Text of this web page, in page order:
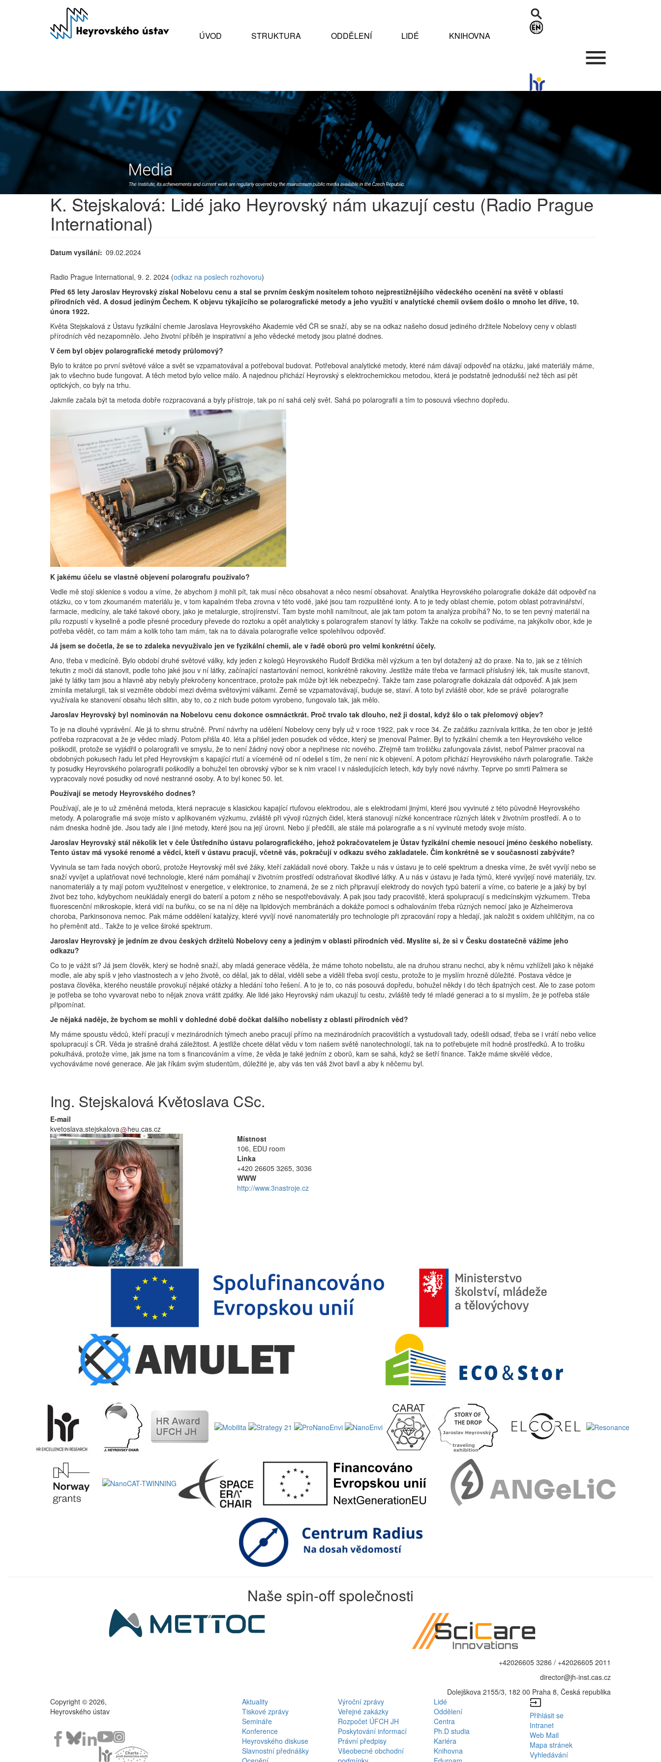
ÚVOD STRUKTURA ODDĚLENÍ LIDÉ KNIHOVNA
.
K. Stejskalová: Lidé jako Heyrovský nám ukazují cestu (Radio Prague
International)
Datum vysílání 09.02.2024
Radio Prague International, 9. 2. 2024 (odkaz na poslech rozhovoru)
Před 65 lety Jaroslav Heyrovský získal Nobelovu cenu a stal se prvním českým nositelem tohoto nejprestižnějšího vědeckého ocenění na světě v oblasti
přírodních věd. A dosud jediným Čechem. K objevu týkajícího se polarografické metody a jeho využití v analytické chemii ovšem došlo o mnoho let dříve, 10.
února 1922.
Květa Stejskalová z Ústavu fyzikální chemie Jaroslava Heyrovského Akademie věd ČR se snaží, aby se na odkaz našeho dosud jediného držitele Nobelovy ceny v oblasti
přírodních věd nezapomnělo. Jeho životní příběh je inspirativní a jeho vědecké metody jsou platné dodnes.
V čem byl objev polarografické metody průlomový?
Bylo to krátce po první světové válce a svět se vzpamatovával a potřeboval budovat. Potřeboval analytické metody, které nám dávají odpověď na otázku, jaké materiály máme,
jak to všechno bude fungovat. A těch metod bylo velice málo. A najednou přichází Heyrovský s elektrochemickou metodou, která je podstatně jednodušší než těch asi pět
optických, co byly na trhu.
Jakmile začala být ta metoda dobře rozpracovaná a byly přístroje, tak po ní sahá celý svět. Sahá po polarografii a tím to posouvá všechno dopředu.
K jakému účelu se vlastně objevení polarografu používalo?
Vedle mě stojí sklenice s vodou a víme, že abychom ji mohli pít, tak musí něco obsahovat a něco nesmí obsahovat. Analytika Heyrovského polarografie dokáže dát odpověď na
otázku, co v tom zkoumaném materiálu je, v tom kapalném třeba zrovna v této vodě, jaké jsou tam rozpuštěné ionty. A to je tedy oblast chemie, potom oblast potravinářství,
farmacie, medicíny, ale také takové obory, jako je metalurgie, strojírenství. Tam byste mohli namítnout, ale jak tam potom ta analýza probíhá? No, to se ten pevný materiál na
pilu rozpustí v kyselině a podle přesné procedury převede do roztoku a opět analyticky s polarografem stanoví ty látky. Takže na cokoliv se podíváme, na jakýkoliv obor, kde je
potřeba vědět, co tam mám a kolik toho tam mám, tak na to dávala polarografie velice spolehlivou odpověď.
Já jsem se dočetla, že se to zdaleka nevyužívalo jen ve fyzikální chemii, ale v řadě oborů pro velmi konkrétní účely.
Ano, třeba v medicíně. Bylo období druhé světové války, kdy jeden z kolegů Heyrovského Rudolf Brdička měl výzkum a ten byl dotažený až do praxe. Na to, jak se z tělních
tekutin z moči dá stanovit, podle toho jaké jsou v ní látky, začínající nastartování nemoci, konkrétně rakoviny. Jestliže máte třeba ve farmacii příslušný lék, tak musíte stanovit,
jaké ty látky tam jsou a hlavně aby nebyly překročeny koncentrace, protože pak může být lék nebezpečný. Takže tam zase polarografie dokázala dát odpověď. A jak jsem
zmínila metalurgii, tak si vezměte období mezi dvěma světovými válkami. Země se vzpamatovávají, buduje se, staví. A toto byl zvláště obor, kde se právě polarografie
využívala ke stanovení obsahu těch slitin, aby to, co z nich bude potom vyrobeno, fungovalo tak, jak mělo.
Jaroslav Heyrovský byl nominován na Nobelovu cenu dokonce osmnáctkrát. Proč trvalo tak dlouho, než ji dostal, když šlo o tak přelomový objev?
To je na dlouhé vyprávění. Ale já to shrnu stručně. První návrhy na udělení Nobelovy ceny byly už v roce 1922, pak v roce 34. Ze začátku zaznívala kritika, že ten obor je ještě
potřeba rozpracovat a že je vědec mladý. Potom přišla 40. léta a přišel jeden posudek od vědce, který se jmenoval Palmer. Byl to fyzikální chemik a ten Heyrovského velice
poškodil, protože se vyjádřil o polarografii ve smyslu, že to není žádný nový obor a nepřinese nic nového. Zřejmě tam trošičku zafungovala závist, neboť Palmer pracoval na
obdobných pokusech řadu let před Heyrovským s kapající rtutí a víceméně od ní odešel s tím, že není nic k objevení. A potom přichází Heyrovského návrh polarografie. Takže
ty posudky Heyrovského polarografii poškodily a bohužel ten obrovský výbor se k nim vracel i v následujících letech, kdy byly nové návrhy. Teprve po smrti Palmera se
vypracovaly nové posudky od nové nestranné osoby. A to byl konec 50. let.
Používají se metody Heyrovského dodnes?
Používají, ale je to už změněná metoda, která nepracuje s klasickou kapající rtuťovou elektrodou, ale s elektrodami jinými, které jsou vyvinuté z této původně Heyrovského
metody. A polarografie má svoje místo v aplikovaném výzkumu, zvláště při vývoji různých čidel, která stanovují nízké koncentrace různých látek v životním prostředí. A o to
nám dneska hodně jde. Jsou tady ale i jiné metody, které jsou na její úrovni. Nebo jí předčili, ale stále má polarografie a s ní vyvinuté metody svoje místo.
Jaroslav Heyrovský stál několik let v čele Ústředního ústavu polarografického, jehož pokračovatelem je Ústav fyzikální chemie nesoucí jméno českého nobelisty.
Tento ústav má vysoké renomé a vědci, kteří v ústavu pracují, včetně vás, pokračují v odkazu svého zakladatele. Čím konkrétně se v současnosti zabýváte?
Vyvinula se tam řada nových oborů, protože Heyrovský měl své žáky, kteří zakládali nové obory. Takže u nás v ústavu je to celé spektrum a dneska víme, že svět vyvíjí nebo se
snaží vyvíjet a uplatňovat nové technologie, které nám pomáhají v životním prostředí odstraňovat škodlivé látky. A u nás v ústavu je řada týmů, které vyvíjejí nové materiály, tzv.
nanomateriály a ty mají potom využitelnost v energetice, v elektronice, to znamená, že se z nich připravují elektrody do nových typů baterií a víme, co baterie je a jaký by byl
život bez toho, kdybychom neukládaly energii do baterií a potom z něho se nespotřebovávaly. A pak jsou tady pracoviště, která spolupracují s medicínským výzkumem. Třeba
fluorescenční mikroskopie, která vidí na buňku, co se na ní děje na lipidových membránách a dokáže pomoci s odhalováním třeba různých nemocí jako je Alzheimerova
choroba, Parkinsonova nemoc. Pak máme oddělení katalýzy, které vyvíjí nové nanomateriály pro technologie při zpracování ropy a hledají, jak naložit s oxidem uhličitým, na co
ho přeměnit atd.. Takže to je velice široké spektrum.
Jaroslav Heyrovský je jedním ze dvou českých držitelů Nobelovy ceny a jediným v oblasti přírodních věd. Myslíte si, že si v Česku dostatečně vážíme jeho
odkazu?
Co to je vážit si? Já jsem člověk, který se hodně snaží, aby mladá generace věděla, že máme tohoto nobelistu, ale na druhou stranu nechci, aby k němu vzhlíželi jako k nějaké
modle, ale aby spíš v jeho vlastnostech a v jeho životě, co dělal, jak to dělal, viděli sebe a viděli třeba svojí cestu, protože to je myslím hrozně důležité. Postava vědce je
postava člověka, kterého neustále provokují nějaké otázky a hledání toho řešení. A to je to, co nás posouvá dopředu, bohužel někdy i do těch špatných cest. Ale to zase potom
je potřeba se toho vyvarovat nebo to nějak znova vrátit zpátky. Ale lidé jako Heyrovský nám ukazují tu cestu, zvláště tedy té mladé generaci a to si myslím, že je potřeba stále
připomínat.
Je nějaká naděje, že bychom se mohli v dohledné době dočkat dalšího nobelisty z oblasti přírodních věd?
My máme spoustu vědců, kteří pracují v mezinárodních týmech anebo pracují přímo na mezinárodních pracovištích a vystudovali tady, odešli odsaď, třeba se i vrátí nebo velice
spolupracují s ČR. Věda je strašně drahá záležitost. A jestliže chcete dělat vědu v tom našem světě nanotechnologií, tak na to potřebujete mít hodně prostředků. A to trošku
pokulhává, protože víme, jak jsme na tom s financováním a víme, že věda je také jedním z oborů, kam se sahá, když se šetří finance. Takže máme skvělé vědce,
vychováváme nové generace. Ale jak říkám svým studentům, důležité je, aby vás ten váš život bavil a aby k něčemu byl.
Ing. Stejskalová Květoslava CSc.
E-mail
kvetoslava.stejskalova
heu.cas.cz
Místnost
106, EDU room
Linka
+420 26605 3265, 3036
WWW
http://www.3nastroje.cz
Naše spin-off společnosti
+42026605 3286 / +42026605 2011
director@jh-inst.cas.cz
Dolejškova 2155/3, 182 00 Praha 8, Česká republika
Copyright © 2026,
Heyrovského ústav
Bottom
Menu
Activities
Aktuality
Tiskové zprávy
Semináře
Konference
Heyrovského diskuse
Slavnostní přednášky
Bottom
Menu
About
Výroční zprávy
Veřejné zakázky
Rozpočet ÚFCH JH
Poskytování informací
Právní předpisy
Všeobecné obchodní
Bottom
Menu
Contacts
Lidé
Oddělení
Centra
Ph.D studia
Kariéra
Knihovna
input
Bottom
Menu
Přihlásit se
Intranet
Web Mail
Mapa stránek
Vyhledávání